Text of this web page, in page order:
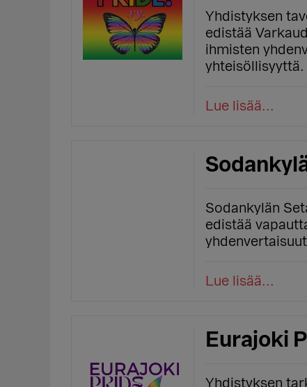
Yhdistyksen
edistää
ihmisten
yhteisöllisyyttä.
Lue lisää...
Sodankylän
edistää
Lue lisää...
Eurajoki
Yhdistyksen